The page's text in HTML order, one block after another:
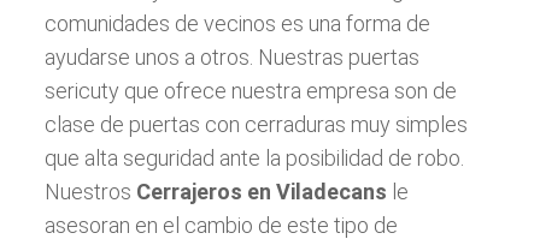
comunidades de vecinos es una forma de
ayudarse unos a otros. Nuestras puertas
sericuty que ofrece nuestra empresa son de
clase de puertas con cerraduras muy simples
que alta seguridad ante la posibilidad de robo.
Nuestros Cerrajeros en Viladecans le
asesoran en el cambio de este tipo de